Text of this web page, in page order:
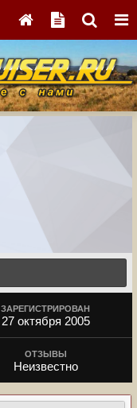
ЗАРЕГИСТРИРОВАН
27 октября 2005
ОТЗЫВЫ
Неизвестно